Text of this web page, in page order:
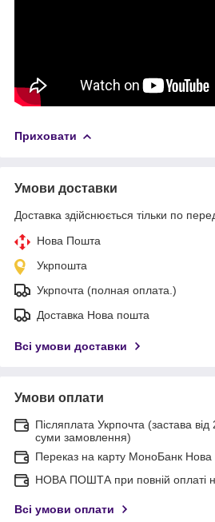
Приховати
Умови доставки
Доставка здійснюється тільки по
Нова Пошта
Укрпошта
Укрпочта (полная оплата.)
Доставка Нова пошта
Всі умови доставки
Умови оплати
Післяплата Укрпочта (застава від
суми замовлення)
Переказ на карту МоноБанк
НОВА ПОШТА при повній оплаті
Всі умови оплати